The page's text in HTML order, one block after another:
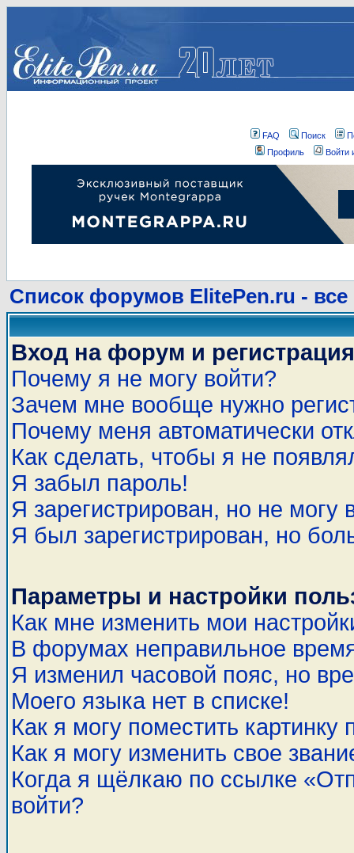
FAQ Поиск
Профиль
Войти
Список форумов ElitePen.ru - все
Вход на форум и регистрация
Почему я не могу войти?
Зачем мне вообще нужно
Почему меня автоматически
Как сделать, чтобы я не
Я забыл пароль!
Я зарегистрирован, но не могу
Я был зарегистрирован, но
Параметры и настройки
Как мне изменить мои
В форумах неправильное
Я изменил часовой пояс, но
Моего языка нет в списке!
Как я могу поместить
Как я могу изменить свое
Когда я щёлкаю по ссылке
войти?